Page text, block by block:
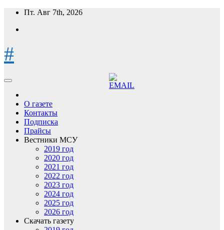
Перейти
содержимому
Пт. Авг 7th, 2026
#
О газете
Контакты
Подписка
Прайсы
Вестники МСУ
2019 год
2020 год
2021 год
2022 год
2023 год
2024 год
2025 год
2026 год
Скачать газету